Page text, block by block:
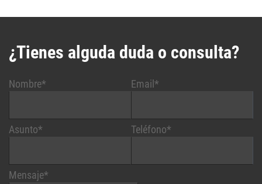
¿Tienes alguda duda o consulta?
Nombre*
Asunto*
Email*
Teléfono*
Mensaje*